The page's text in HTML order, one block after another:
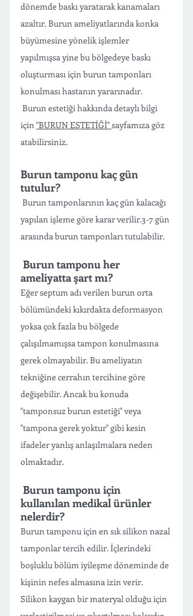
dönemde baskı yaratarak kanamaları
azaltır. Burun ameliyatlarında konka
büyümesine yönelik işlemler
yapılmışsa yine bu bölgedeye baskı
oluşturması için burun tamponları
konulması hastanın yararınadır.
için "BURUN ESTETİĞİ" sayfamıza göz
atabilirsiniz.
Burun tamponu kaç gün
tutulur?
yapılan işleme göre karar verilir.3-7 gün
arasında burun tamponları tutulabilir.
ameliyatta şart mı?
Eğer septum adı verilen burun orta
bölümündeki kıkırdakta deformasyon
yoksa çok fazla bu bölgede
çalışılmamışsa tampon konulmasına
gerek olmayabilir. Bu ameliyatın
tekniğine cerrahın tercihine göre
değişebilir. Ancak bu konuda
"tamponsuz burun estetiği" veya
"tampona gerek yoktur" gibi kesin
ifadeler yanlış anlaşılmalara neden
olmaktadır.
kullanılan medikal ürünler
nelerdir?
Burun tamponu için en sık silikon nazal
tamponlar tercih edilir. İçlerindeki
boşluklu bölüm iyileşme döneminde de
kişinin nefes almasına izin verir.
Silikon kaygan bir materyal olduğu için